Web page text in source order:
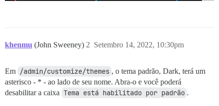
khenmu (John Sweeney) Setembro 14, 2022, 10:30pm
2
Em /admin/customize/themes , o tema padrão, Dark, terá um
asterisco - * - ao lado de seu nome. Abra-o e você poderá
desabilitar a caixa Tema está habilitado por padrão .